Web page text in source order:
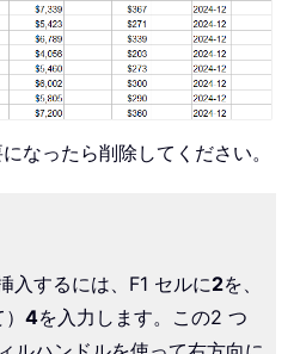
なったら削除してください。
入するには、F1 セルに2を、
4を入力します。この2 つ